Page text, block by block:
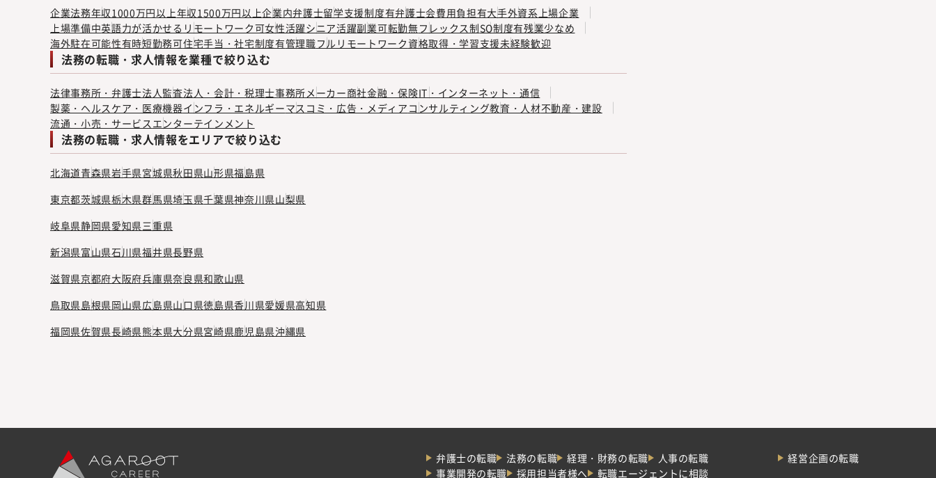
企業法務年収1000万円以上年収1500万円以上企業内弁護士留学支援制度有弁護士会費用負担有大手外資系 上場企業
上場準備中英語力が活かせる リモートワーク可女性活躍シニア活躍副業可転勤無フレックス制SO制度有残業少なめ
海外駐在可能性有時短勤務可住宅手当・社宅制度有管理職フルリモートワーク資格取得・学習支援未経験歓迎
法務の転職・求人情報を業種で絞り込む
法律事務所・弁護士法人監査法人・会計・税理士事務所メーカー商社金融・保険IT・インターネット・通信
製薬・ヘルスケア・医療機器インフラ・エネルギーマスコミ・広告・メディア コンサルティング教育・人材不動産・建設
流通・小売・サービス エンターテインメント
法務の転職・求人情報をエリアで絞り込む
北海道青森県岩手県宮城県秋田県山形県福島県
東京都茨城県栃木県群馬県埼玉県千葉県神奈川県山梨県
岐阜県静岡県愛知県三重県
新潟県富山県石川県福井県長野県
滋賀県京都府大阪府兵庫県奈良県和歌山県
鳥取県島根県岡山県広島県山口県徳島県香川県愛媛県高知県
福岡県佐賀県長崎県熊本県大分県宮崎県鹿児島県沖縄県
弁護士の転職 法務の転職 経理・財務の転職 人事の転職
経営企画の転職
事業開発の転職
採用担当者様へ 転職エージェントに相談